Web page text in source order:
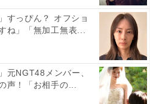
すっぴん？ オフショ
ね」「無加工無表...
元NGT48メンバー、
声！「お相手の...